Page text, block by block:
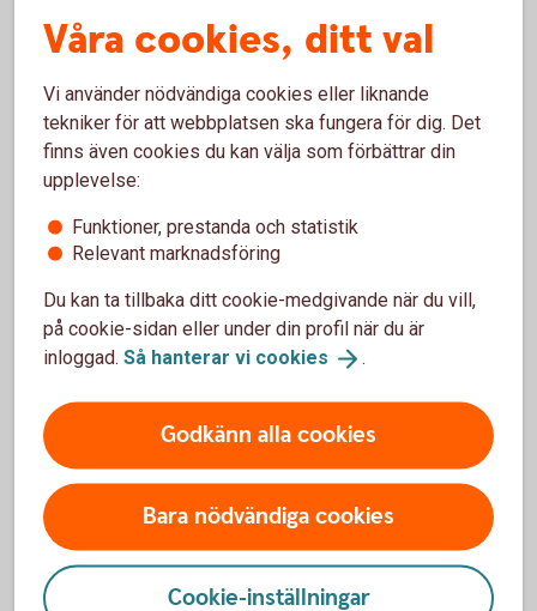
utifrån det marknadsvärde som de aktuella värdepapperen
hade vid konkurstillfället. Om ett depåkonto är öppnat i två
eller flera personers namn, räknas varje person för sig.
Skyddet ger då ersättning för förlorade värdepapper upp till
ett värde av 250 000 kronor per kund.
Vad omfattas av
investerarskyddet?
Investerarskyddet omfattar finansiella instrument
(värdepapper), och täcker därmed bland annat aktier,
obligationer, konvertibla skuldebrev, olika typer av derivat
såsom optioner och terminer samt fondandelar.
Investerarskyddet omfattar även medel som mottagits
med redovisningsskyldighet i samband med att en
investeringstjänst utförs. Investerarskyddet omfattar inte
tillgångar inom det individuella pensions-sparandet (IPS).
Vilka omfattas av
Våra cookies, ditt val
Vi använder nödvändiga cookies eller liknande
tekniker för att webbplatsen ska fungera för dig. Det
finns även cookies du kan välja som förbättrar din
upplevelse:
Funktioner, prestanda och statistik
Relevant marknadsföring
Du kan ta tillbaka ditt cookie-medgivande när du vill,
på cookie-sidan eller under din profil när du är
inloggad. Så hanterar vi cookies .
Godkänn alla cookies
Bara nödvändiga cookies
Cookie-inställningar